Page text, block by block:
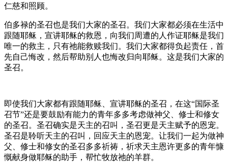
仁慈和照顾。
伯多禄的圣召也是我们大家的圣召。我们大家都必须在生活中
跟随耶稣，宣讲耶稣的救恩，向我们周遭的人作证耶稣是我们
唯一的救主，只有祂能救赎我们。我们大家都得负起责任，首
先自己悔改，然后帮助别人也悔改归向耶稣。这是我们大家的
圣召。
即使我们大家都有跟随耶稣、宣讲耶稣的圣召，在这“国际圣
召节”还是要鼓励有能力的青年多多考虑做神父、修士和修女
的圣召。圣召确实是天主的召叫，圣召更是天主赋予的恩宠。
圣召是聆听天主的召叫，回应天主的恩宠。让我们一起为做神
父、修士和修女的圣召多多祈祷，祈求天主恩许更多的青年慷
慨献身做耶稣的助手，帮忙牧放祂的羊群。